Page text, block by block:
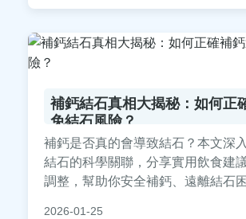
如夜尿結石會自己好嗎？適合有夜
補鈣結石真相大揭秘：如何正
免結石風險？
補鈣是否真的會導致結石？本文深
結石的科學關聯，分享實用飲食建
調整，幫助你安全補鈣、遠離結石
2026-01-25